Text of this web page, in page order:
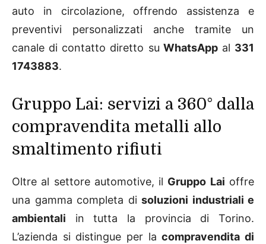
auto in circolazione, offrendo assistenza e
preventivi personalizzati anche tramite un
canale di contatto diretto su WhatsAppal 331
1743883.
Gruppo Lai: servizi a 360° dalla
compravendita metalli allo
smaltimento rifiuti
Oltre al settore automotive, il Gruppo Lai offre
una gamma completa di soluzioni industriali e
ambientali in tutta la provincia di Torino.
L’azienda si distingue per lacompravendita di